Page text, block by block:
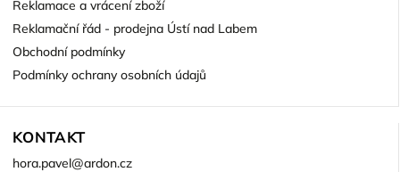
Reklamace a vrácení zboží
Reklamační řád - prodejna Ústí nad Labem
Obchodní podmínky
Podmínky ochrany osobních údajů
KONTAKT
hora.pavel@ardon.cz